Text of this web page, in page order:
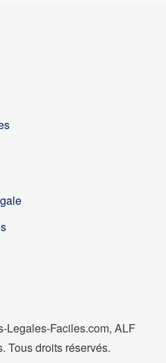
Legales-Faciles.com, ALF
Tous droits réservés.